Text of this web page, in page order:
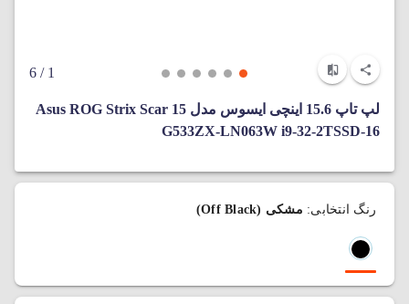
1
/ 6
لپ‌ تاپ 15.6 اینچی ایسوس مدل Asus ROG Strix Scar 15
G533ZX-LN063W i9-32-2TSSD-16
رنگ انتخابی: مشکی (Off Black)